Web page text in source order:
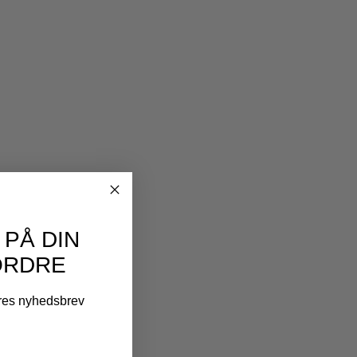
DIN
nyhedsbrev